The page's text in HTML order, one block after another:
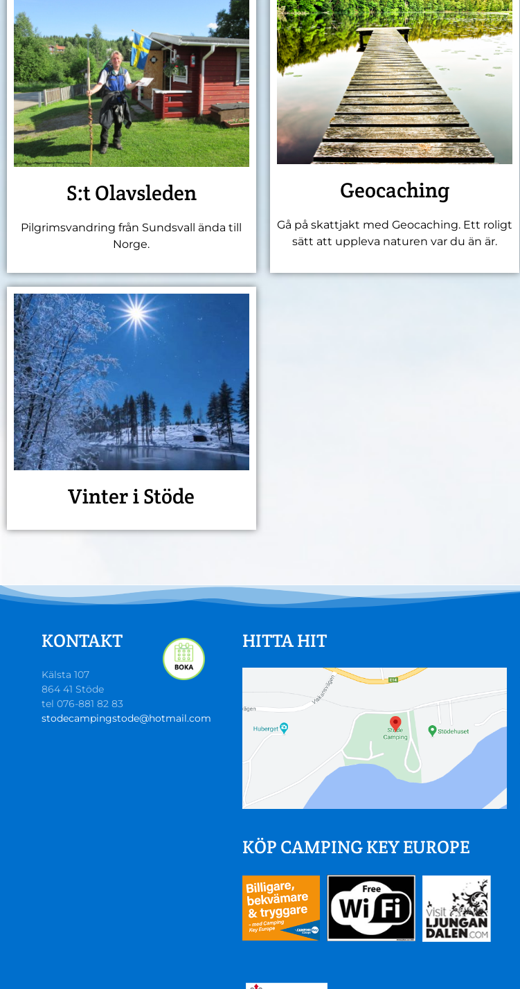
S:t Olavsleden
Pilgrimsvandring från Sundsvall ända till
Norge.
Geocaching
Gå på skattjakt med Geocaching. Ett roligt
sätt att uppleva naturen var du än är.
Vinter i Stöde
KONTAKT
Kälsta 107
864 41 Stöde
tel 076-881 82 83
stodecampingstode@hotmail.com
HITTA HIT
KÖP CAMPING KEY EUROPE